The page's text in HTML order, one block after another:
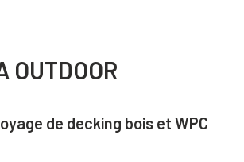
OUTDOOR
de decking bois et WPC